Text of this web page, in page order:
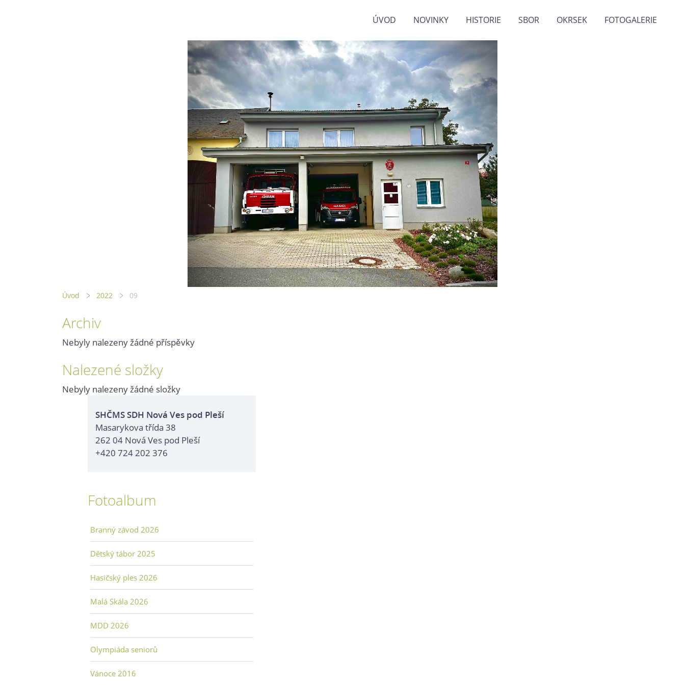
ÚVOD NOVINKY HISTORIE SBOR OKRSEK FOTOGALERIE
Úvod 2022 09
Archiv
Nebyly nalezeny žádné příspěvky
Nalezené složky
Nebyly nalezeny žádné složky
SHČMS SDH Nová Ves pod Pleší
Masarykova třída 38
262 04 Nová Ves pod Pleší
+420 724 202 376
Fotoalbum
Branný závod 2026
Dětský tábor 2025
Hasičský ples 2026
Malá Skála 2026
MDD 2026
Olympiáda seniorů
Vánoce 2016